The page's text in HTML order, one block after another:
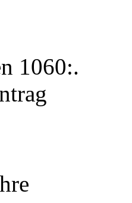
1060:.